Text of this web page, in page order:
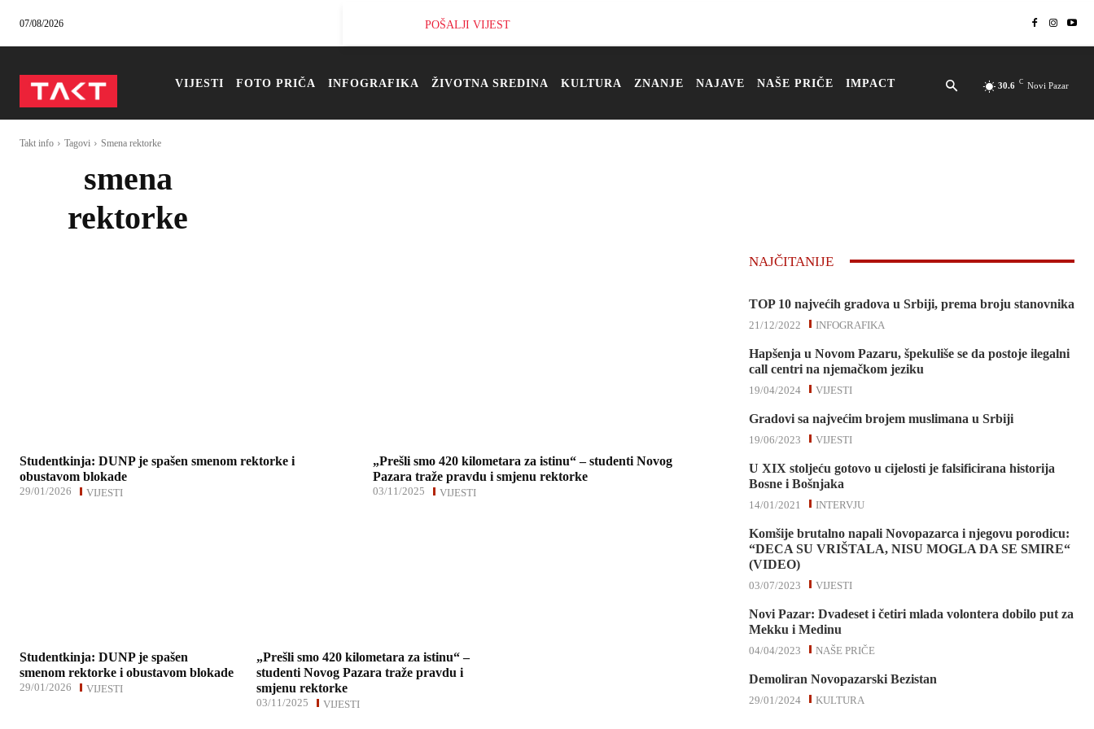
07/08/2026 POŠALJI VIJEST
VIJESTI FOTO PRIČA INFOGRAFIKA ŽIVOTNA SREDINA KULTURA ZNANJE NAJAVE NAŠE PRIČE IMPACT 30.6 C Novi Pazar
Takt info Tagovi Smena rektorke
smena
rektorke
Studentkinja: DUNP je spašen smenom rektorke i
obustavom blokade
VIJESTI
29/01/2026
„Prešli smo 420 kilometara za istinu“ – studenti Novog
Pazara traže pravdu i smjenu rektorke
VIJESTI
03/11/2025
Studentkinja: DUNP je spašen
smenom rektorke i obustavom blokade
VIJESTI
29/01/2026
„Prešli smo 420 kilometara za istinu“ –
studenti Novog Pazara traže pravdu i
smjenu rektorke
VIJESTI
03/11/2025
NAJČITANIJE
TOP 10 najvećih gradova u Srbiji, prema broju stanovnika
INFOGRAFIKA
21/12/2022
Hapšenja u Novom Pazaru, špekuliše se da postoje ilegalni
call centri na njemačkom jeziku
VIJESTI
19/04/2024
Gradovi sa najvećim brojem muslimana u Srbiji
VIJESTI
19/06/2023
U XIX stoljeću gotovo u cijelosti je falsificirana historija
Bosne i Bošnjaka
INTERVJU
14/01/2021
Komšije brutalno napali Novopazarca i njegovu porodicu:
“DECA SU VRIŠTALA, NISU MOGLA DA SE SMIRE“
(VIDEO)
VIJESTI
03/07/2023
Novi Pazar: Dvadeset i četiri mlada volontera dobilo put za
Mekku i Medinu
NAŠE PRIČE
04/04/2023
Demoliran Novopazarski Bezistan
KULTURA
29/01/2024